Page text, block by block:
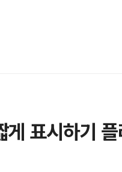
표시하기 플